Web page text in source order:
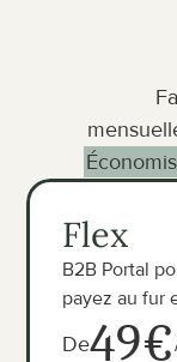
Pas de
Flex
B2B Portal
payez au fur
De49€